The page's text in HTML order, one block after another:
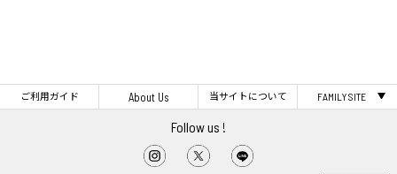
ご利用ガイド About Us 当サイトについて FAMILY SITE
Follow us !